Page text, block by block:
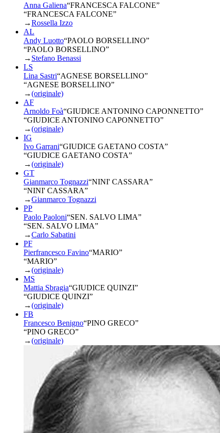
Anna Galiena“FRANCESCA FALCONE”
“FRANCESCA FALCONE”
→Rossella Izzo
AL
Andy Luotto“PAOLO BORSELLINO”
“PAOLO BORSELLINO”
→ Stefano Benassi
LS
Lina Sastri“AGNESE BORSELLINO”
“AGNESE BORSELLINO”
→(originale)
AF
Arnoldo Foà“GIUDICE ANTONINO CAPONNETTO”
“GIUDICE ANTONINO CAPONNETTO”
→(originale)
IG
Ivo Garrani“GIUDICE GAETANO COSTA”
“GIUDICE GAETANO COSTA”
→(originale)
GT
Gianmarco Tognazzi“NINI' CASSARA”
“NINI' CASSARA”
→Gianmarco Tognazzi
PP
Paolo Paoloni“SEN. SALVO LIMA”
“SEN. SALVO LIMA”
→Carlo Sabatini
PF
Pierfrancesco Favino“MARIO”
“MARIO”
→(originale)
MS
Mattia Sbragia“GIUDICE QUINZI”
“GIUDICE QUINZI”
→(originale)
FB
Francesco Benigno“PINO GRECO”
“PINO GRECO”
→(originale)